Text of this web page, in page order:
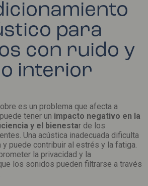
para
con ruido y
interior
es un problema que afecta a
tener un impacto negativo en la
y el bienestar de los
Una acústica inadecuada dificulta
y puede contribuir al estrés y la fatiga.
la privacidad y la
los sonidos pueden filtrarse a través